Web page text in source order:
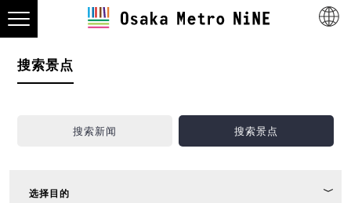
搜索景点
搜索新闻 搜索景点
选择目的